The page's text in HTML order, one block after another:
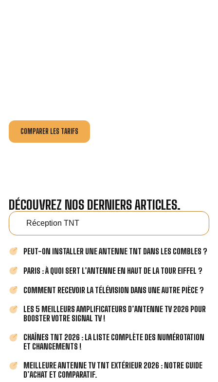
COMPARER LES TARIFS
DÉCOUVREZ NOS DERNIERS ARTICLES.
Réception TNT
PEUT-ON INSTALLER UNE ANTENNE TNT DANS LES COMBLES ?
PARIS : À QUOI SERT L’ANTENNE EN HAUT DE LA TOUR EIFFEL ?
COMMENT RECEVOIR LA TÉLÉVISION DANS UNE AUTRE PIÈCE ?
LES 5 MEILLEURS AMPLIFICATEURS D’ANTENNE TV 2026 POUR
BOOSTER VOTRE SIGNAL TV !
CHAÎNES TNT 2026 : LA LISTE COMPLÈTE DES NUMÉROTATION
ET CHANGEMENTS !
MEILLEURE ANTENNE TV TNT EXTÉRIEUR 2026 : NOTRE GUIDE
D’ACHAT ET COMPARATIF.